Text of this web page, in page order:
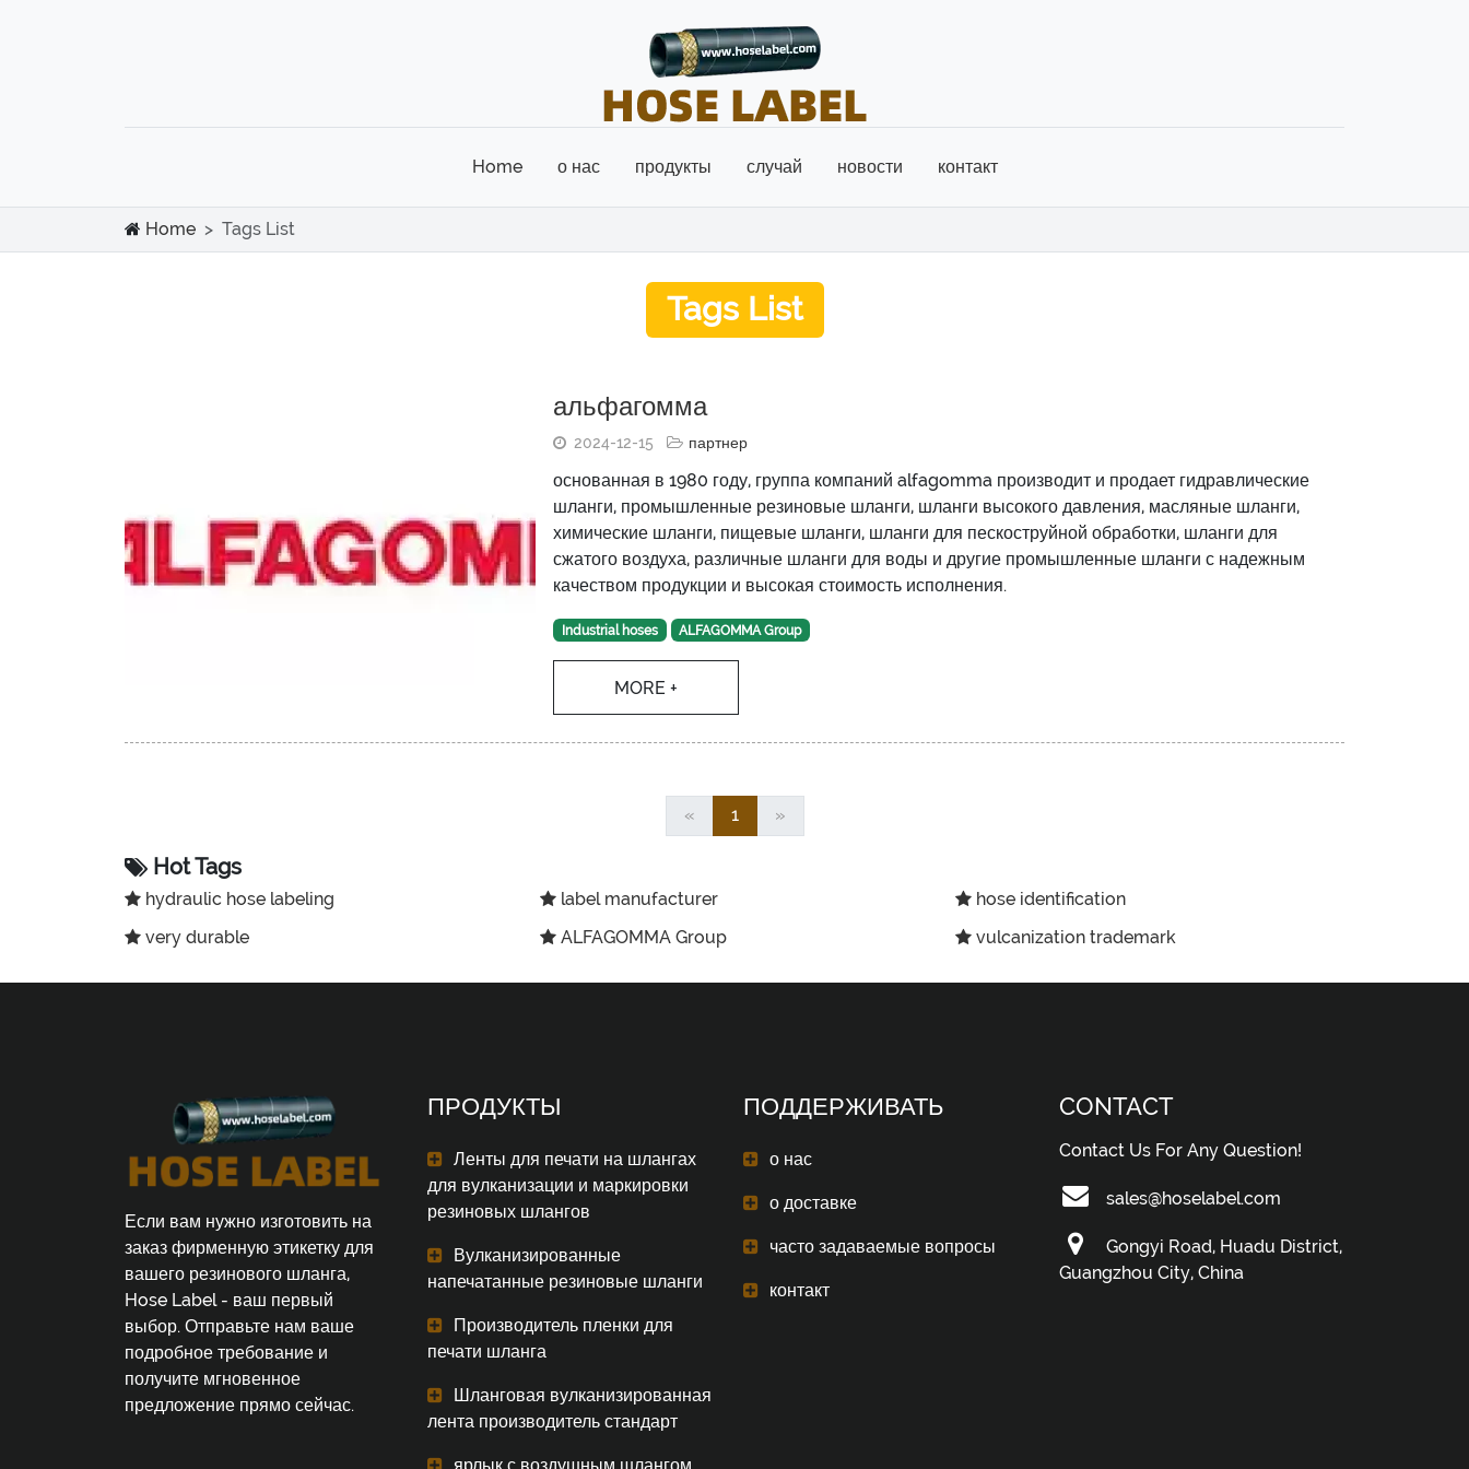
Home о нас продукты случай новости контакт
Home Tags List
Tags List
альфагомма
2024-12-15 партнер
основанная в 1980 году, группа компаний alfagomma производит и продает гидравлические
шланги, промышленные резиновые шланги, шланги высокого давления, масляные шланги,
химические шланги, пищевые шланги, шланги для пескоструйной обработки, шланги для
сжатого воздуха, различные шланги для воды и другие промышленные шланги с надежным
качеством продукции и высокая стоимость исполнения.
Industrial hoses ALFAGOMMA Group
MORE +
« 1 »
Hot Tags
hydraulic hose labeling label manufacturer
hose identification
very durable
ALFAGOMMA Group vulcanization trademark
Если вам нужно изготовить на
заказ фирменную этикетку для
вашего резинового шланга,
Hose Label - ваш первый
выбор. Отправьте нам ваше
подробное требование и
получите мгновенное
предложение прямо сейчас.
ПРОДУКТЫ
Ленты для печати на шлангах
для вулканизации и маркировки
резиновых шлангов
Вулканизированные
напечатанные резиновые шланги
Производитель пленки для
печати шланга
Шланговая вулканизированная
лента производитель стандарт
ярлык с воздушным шлангом
ПОДДЕРЖИВАТЬ
о нас
о доставке
часто задаваемые вопросы
контакт
CONTACT
Contact Us For Any Question!
sales@hoselabel.com
Gongyi Road, Huadu District,
Guangzhou City, China